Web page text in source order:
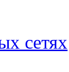
сетях